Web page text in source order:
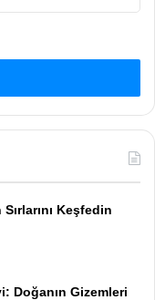
Keşfedin
Doğanın Gizemleri